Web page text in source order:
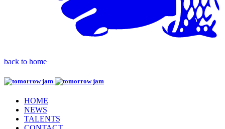
back to home
HOME
NEWS
TALENTS